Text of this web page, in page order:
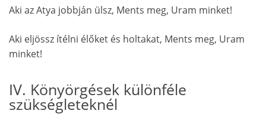
Aki az Atya jobbján ülsz, Ments meg, Uram minket!
Aki eljössz ítélni élőket és holtakat, Ments meg, Uram
minket!
IV. Könyörgések különféle
szükségleteknél